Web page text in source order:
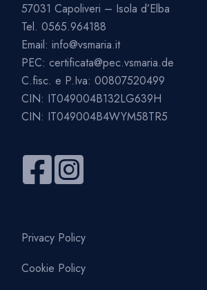
57031 Capoliveri – Isola d’Elba
Tel.0565.964188
Email:info@vsmaria.it
PEC:certificata@pec.vsmaria.de
C.fisc. e P.Iva: 00807520499
CIN: IT049004B132LG639H
CIN: IT049004B4WYM58TR5
Privacy Policy
Cookie Policy